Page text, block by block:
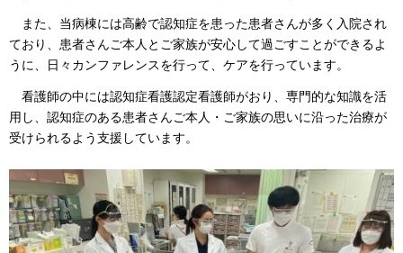
また、当病棟には高齢で認知症を患った患者さんが多く入院され
ており、患者さんご本人とご家族が安心して過ごすことができるよ
うに、日々カンファレンスを行って、ケアを行っています。
看護師の中には認知症看護認定看護師がおり、専門的な知識を活
用し、認知症のある患者さんご本人・ご家族の思いに沿った治療が
受けられるよう支援しています。